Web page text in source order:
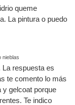
queme
La pintura o puedo
nieblas
La respuesta es
te comento lo más
y gelcoat porque
Te indico